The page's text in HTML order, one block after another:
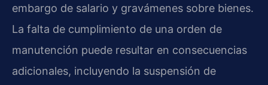
embargo de salario y gravámenes sobre bienes.
La falta de cumplimiento de una orden de
manutención puede resultar en consecuencias
adicionales, incluyendo la suspensión de